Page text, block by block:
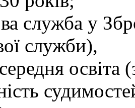
служба у
служби),